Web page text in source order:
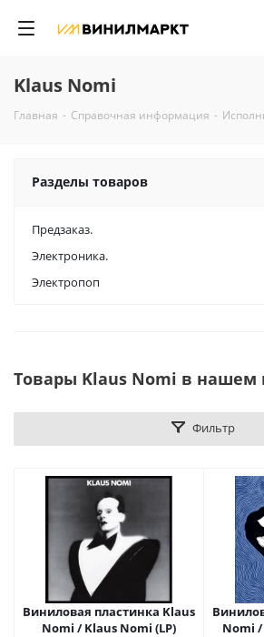
Klaus Nomi
Главная - Справочная информация -
Разделы товаров
Предзаказ.
Электроника.
Электропоп
Товары Klaus Nomi в нашем
Фильтр
Виниловая пластинка Klaus
Nomi / Klaus Nomi (LP)
Nomi /